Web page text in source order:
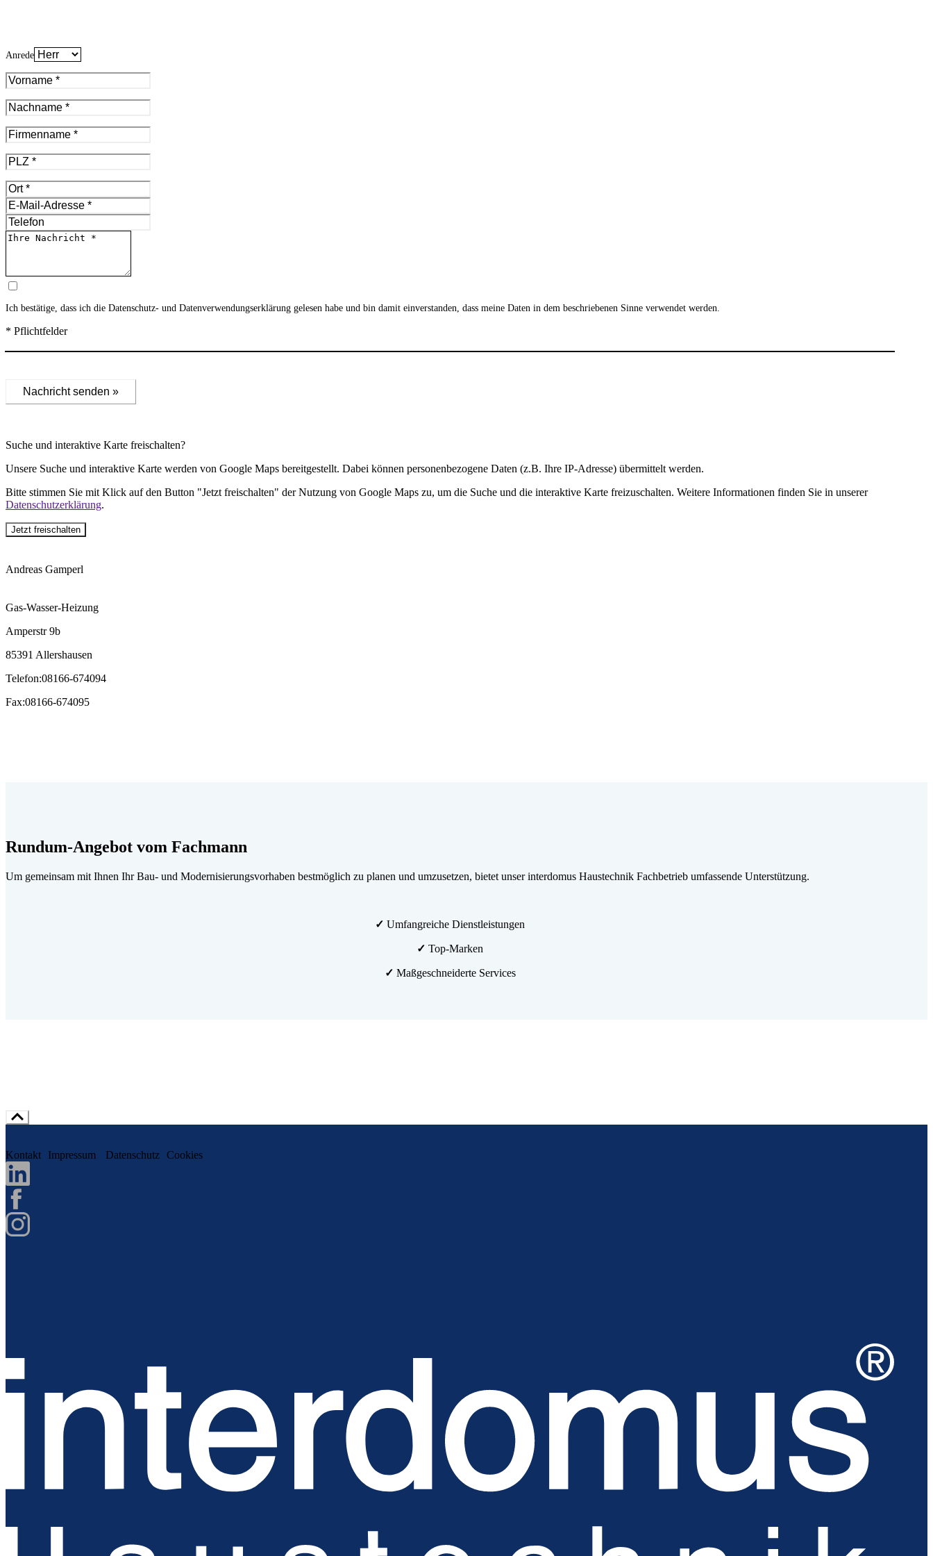
Anrede
Ich bestätige, dass ich die Datenschutz- und Datenverwendungserklärung gelesen habe und bin damit einverstanden, dass meine Daten in dem beschriebenen Sinne verwendet werden.
* Pflichtfelder
Nachricht senden »
Suche und interaktive Karte freischalten?
Unsere Suche und interaktive Karte werden von Google Maps bereitgestellt. Dabei können personenbezogene Daten (z.B. Ihre IP-Adresse) übermittelt werden.
Bitte stimmen Sie mit Klick auf den Button "Jetzt freischalten" der Nutzung von Google Maps zu, um die Suche und die interaktive Karte freizuschalten. Weitere Informationen finden Sie in unserer
Datenschutzerklärung.
Jetzt freischalten
Andreas Gamperl
Gas-Wasser-Heizung
Amperstr 9b
85391 Allershausen
Telefon:08166-674094
Fax:08166-674095
Rundum-Angebot vom Fachmann
Um gemeinsam mit Ihnen Ihr Bau- und Modernisierungsvorhaben bestmöglich zu planen und umzusetzen, bietet unser interdomus Haustechnik Fachbetrieb umfassende Unterstützung.
✓ Umfangreiche Dienstleistungen
✓ Top-Marken
✓ Maßgeschneiderte Services
Kontakt Impressum Datenschutz Cookies